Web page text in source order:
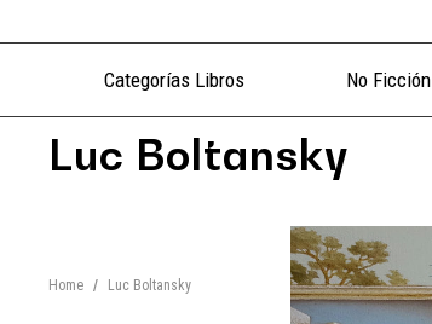
Categorías Libros No Ficción
Luc Boltansky
Home / Luc Boltansky